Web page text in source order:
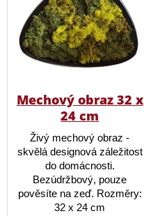
Mechový obraz 32 x
24 cm
Živý mechový obraz -
skvělá designová záležitost
do domácnosti.
Bezúdržbový, pouze
pověsíte na zeď. Rozměry:
32 x 24 cm